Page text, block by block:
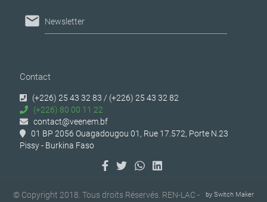
mail Newsletter
Contact
(+226) 25 43 32 83 / (+226) 25 43 32 82
(+226) 80 00 11 22
contact@veenem.bf
01 BP 2056 Ouagadougou 01, Rue 17.572, Porte N.23
Pissy - Burkina Faso
by Switch Maker
© Copyright 2018. Tous droits Réservés. REN-LAC -